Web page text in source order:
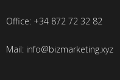
Office: +34 872 72 32 82
Mail: info@bizmarketing.xyz